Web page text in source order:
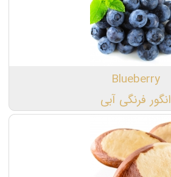
Blueberry
انگور فرنگی آبی